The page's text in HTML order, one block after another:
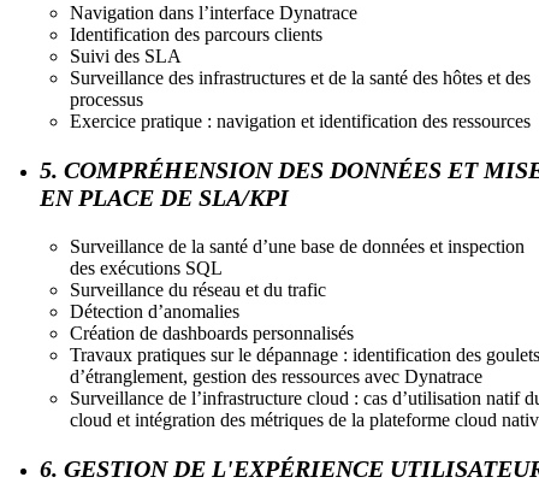
Navigation dans l’interface Dynatrace
Identification des parcours clients
Suivi des SLA
Surveillance des infrastructures et de la santé des hôtes et des
processus
Exercice pratique : navigation et identification des ressources
5. COMPRÉHENSION DES DONNÉES ET
EN PLACE DE SLA/KPI
Surveillance de la santé d’une base de données et inspection
des exécutions SQL
Surveillance du réseau et du trafic
Détection d’anomalies
Création de dashboards personnalisés
Travaux pratiques sur le dépannage : identification des goulets
d’étranglement, gestion des ressources avec Dynatrace
Surveillance de l’infrastructure cloud : cas d’utilisation natif
cloud et intégration des métriques de la plateforme cloud
6. GESTION DE L'EXPÉRIENCE